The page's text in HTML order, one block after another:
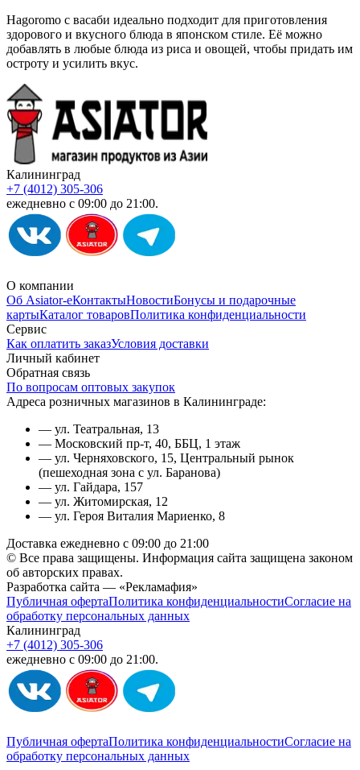
Hagoromo с васаби идеально подходит для приготовления
здорового и вкусного блюда в японском стиле. Её можно
добавлять в любые блюда из риса и овощей, чтобы придать им
остроту и усилить вкус.
Калининград
+7 (4012) 305-306
ежедневно с 09:00 до 21:00.
О компании
Об Asiator-еКонтактыНовостиБонусы и подарочные
картыКаталог товаровПолитика конфиденциальности
Сервис
Как оплатить заказУсловия доставки
Личный кабинет
Обратная связь
По вопросам оптовых закупок
Адреса розничных магазинов в Калининграде:
— ул. Театральная, 13
— Московский пр-т, 40, ББЦ, 1 этаж
— ул. Черняховского, 15, Центральный рынок
(пешеходная зона с ул. Баранова)
— ул. Гайдара, 157
— ул. Житомирская, 12
— ул. Героя Виталия Мариенко, 8
Доставка ежедневно с 09:00 до 21:00
© Все права защищены. Информация сайта защищена законом
об авторских правах.
Разработка сайта — «Рекламафия»
Публичная офертаПолитика конфиденциальностиСогласие на
обработку персональных данных
Калининград
+7 (4012) 305-306
ежедневно с 09:00 до 21:00.
Публичная офертаПолитика конфиденциальностиСогласие на
обработку персональных данных